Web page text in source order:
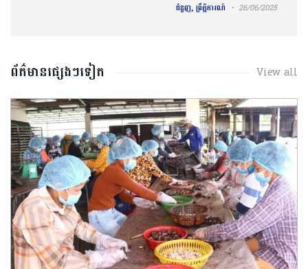
ជំនួញ, ព្រឹត្តិការណ៍ 26/06/2025
ព័ត៌មានផ្សេងៗទៀត View all